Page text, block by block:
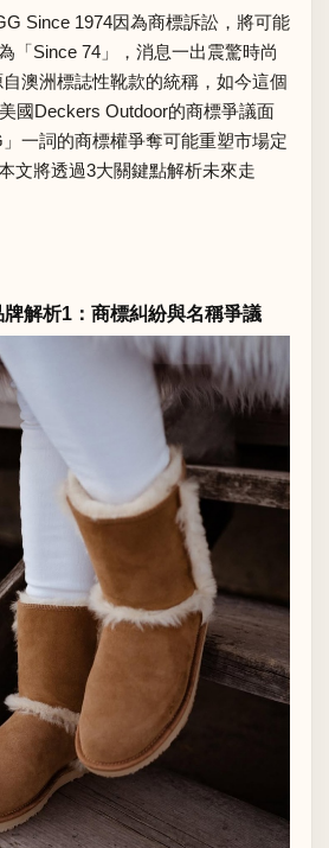
Since 1974因為商標訴訟，將可能
「Since 74」，消息一出震驚時尚
澳洲標誌性靴款的統稱，如今這個
國Deckers Outdoor的商標爭議面
一詞的商標權爭奪可能重塑市場定
文將透過3大關鍵點解析未來走
解析1：商標糾紛與名稱爭議